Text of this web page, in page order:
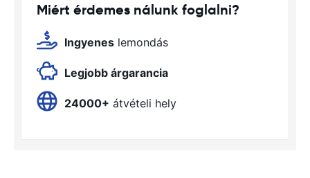
Miért érdemes nálunk foglalni?
Ingyenes lemondás
Legjobb árgarancia
24000+ átvételi hely